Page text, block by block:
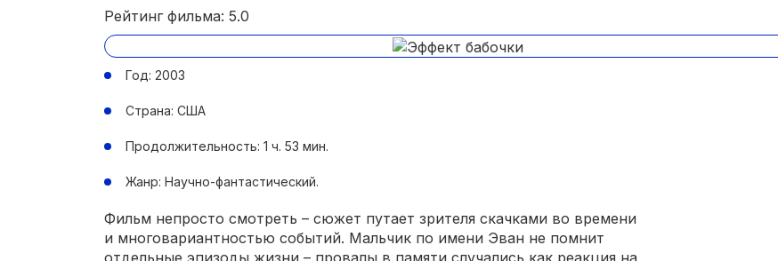
Рейтинг фильма: 5.0
Год: 2003
Страна: США
Продолжительность: 1 ч. 53 мин.
Жанр: Научно-фантастический.
Фильм непросто смотреть – сюжет путает зрителя скачками во времени
и многовариантностью событий. Мальчик по имени Эван не помнит
отдельные эпизоды жизни – провалы в памяти случались как реакция на